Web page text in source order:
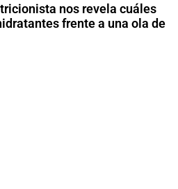
nos revela cuáles
frente a una ola de